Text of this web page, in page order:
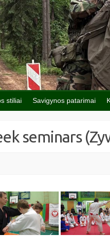
stiliai Savigynos patarimai
seminars